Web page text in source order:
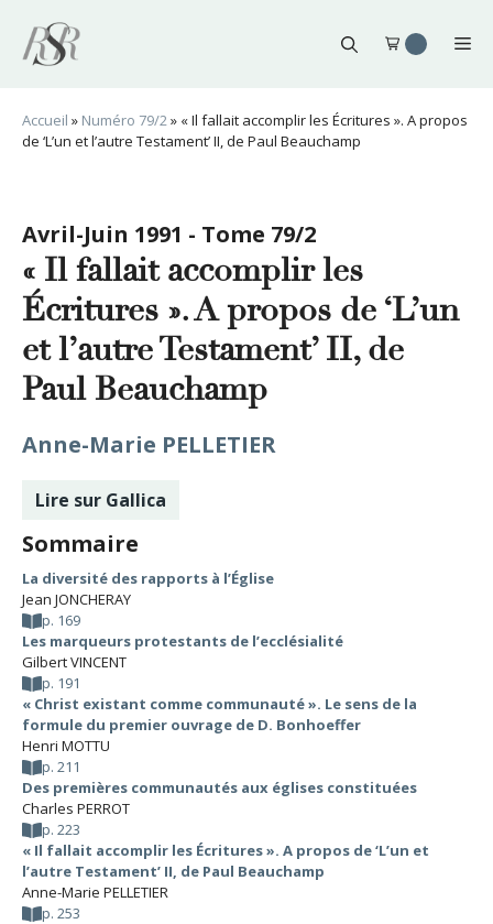
contenu
Accueil » Numéro 79/2» « Il fallait accomplir les Écritures ». A propos
de ‘L’un et l’autre Testament’ II, de Paul Beauchamp
Avril-Juin 1991 - Tome 79/2
« Il fallait accomplir les
Écritures ». A propos de ‘L’un
et l’autre Testament’ II, de
Paul Beauchamp
Anne-Marie PELLETIER
Lire sur Gallica
Sommaire
La diversité des rapports à l’Église
Jean JONCHERAY
p. 169
Les marqueurs protestants de l’ecclésialité
Gilbert VINCENT
p. 191
« Christ existant comme communauté ». Le sens de la
formule du premier ouvrage de D. Bonhoeffer
Henri MOTTU
p. 211
Des premières communautés aux églises constituées
Charles PERROT
p. 223
« Il fallait accomplir les Écritures ». A propos de ‘L’un et
l’autre Testament’ II, de Paul Beauchamp
Anne-Marie PELLETIER
p. 253